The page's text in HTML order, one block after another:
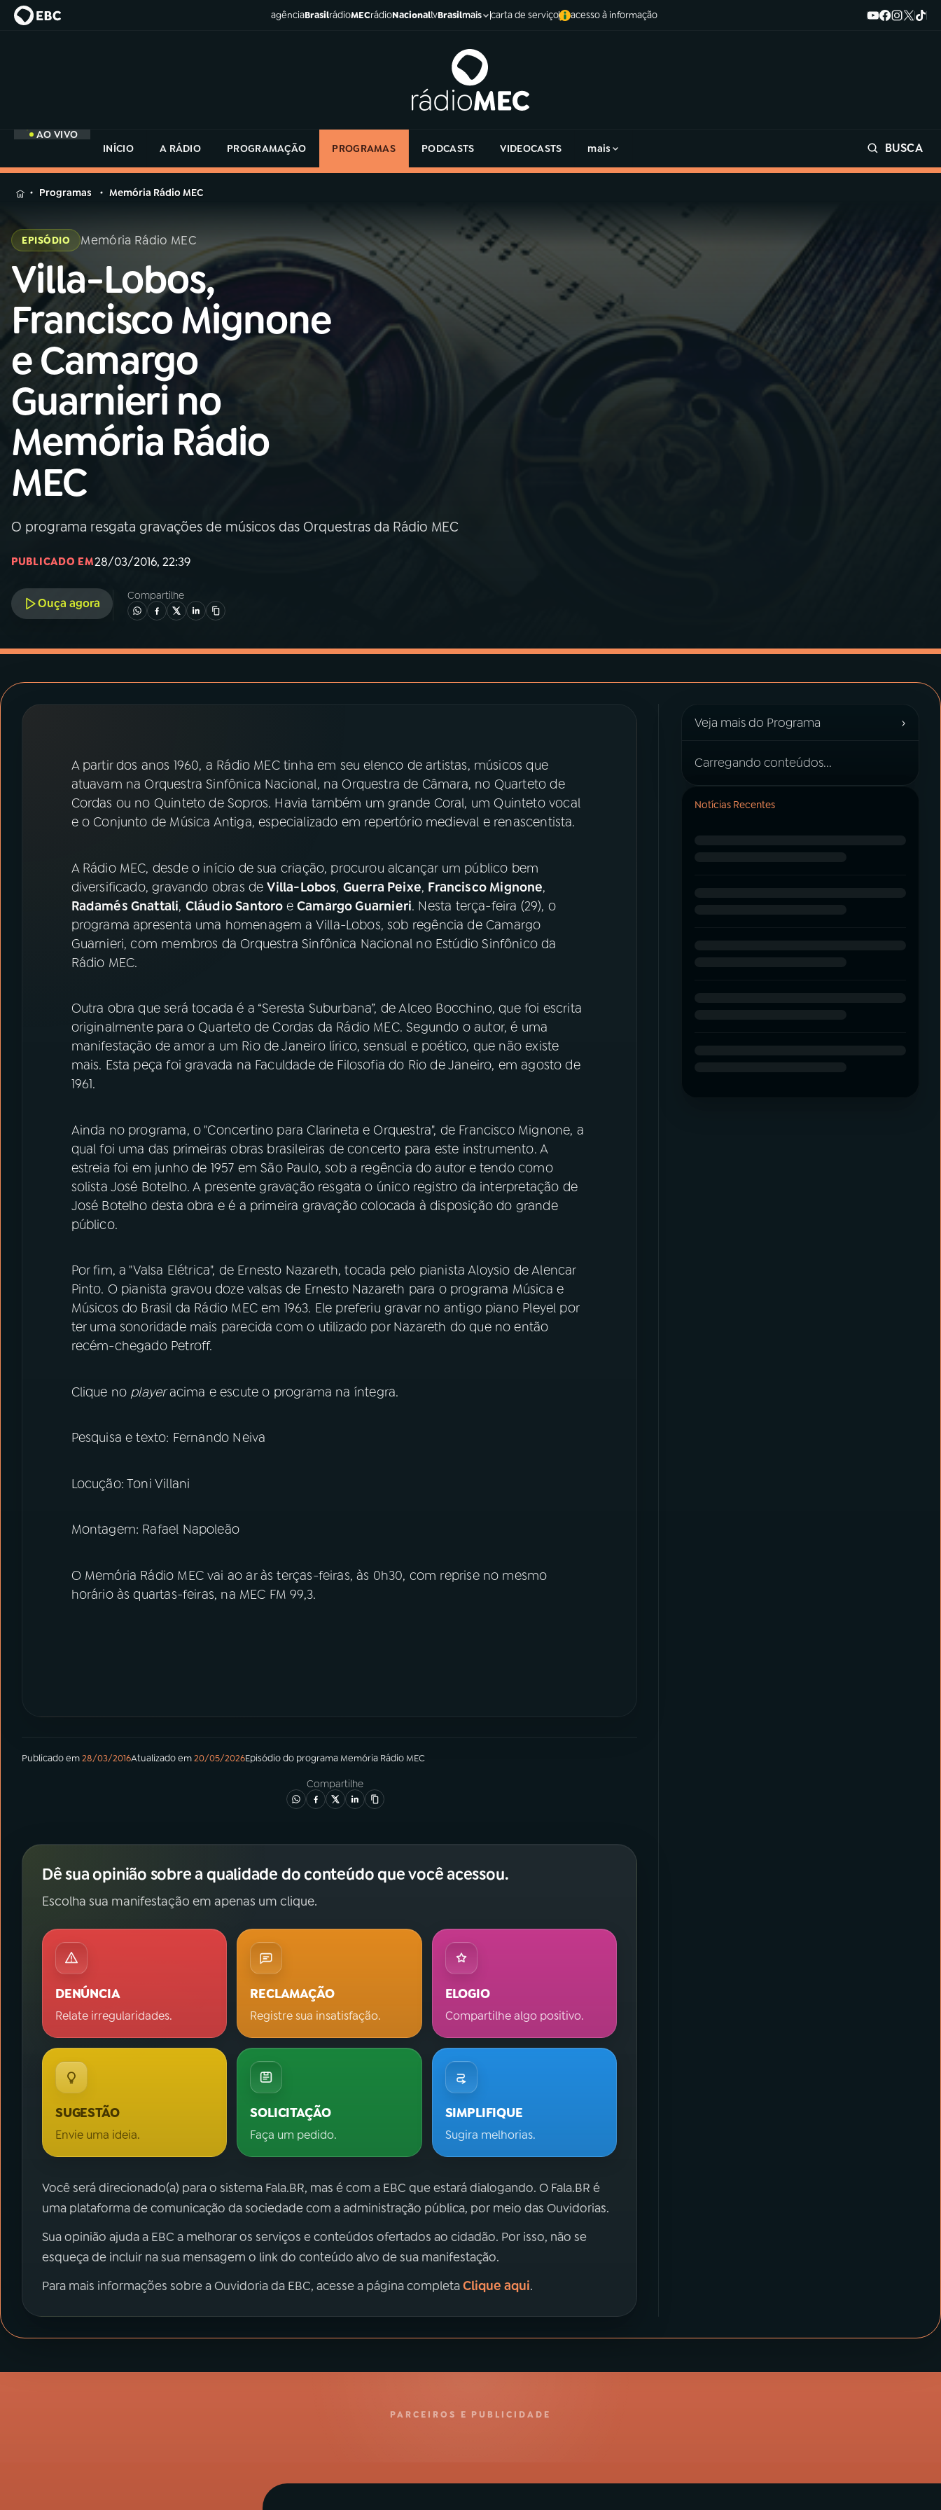
agênciaBrasilrádioMECrádioNacionaltvBrasilmais carta de serviço acesso à informação
AO VIVO
INÍCIO
A RÁDIO PROGRAMAÇÃO PROGRAMAS PODCASTS VIDEOCASTS mais BUSCA
MENU
Buscar
na
Rádio
MEC
Buscar
Início AO VIVO
01INÍCIO
02 A RÁDIO
03PROGRAMAÇÃO
04PROGRAMAS
05
Instagram X
na
Rádio
MEC
Programas Memória Rádio MEC
EPISÓDIO Memória Rádio MEC
Villa-Lobos,
Francisco Mignone
e Camargo
Guarnieri no
Memória Rádio
MEC
O programa resgata gravações de músicos das Orquestras da Rádio MEC
PUBLICADO EM28/03/2016, 22:39
Ouça agora
Compartilhe
A partir dos anos 1960, a Rádio MEC tinha em seu elenco de artistas, músicos que
atuavam na Orquestra Sinfônica Nacional, na Orquestra de Câmara, no Quarteto de
Cordas ou no Quinteto de Sopros. Havia também um grande Coral, um Quinteto vocal
e o Conjunto de Música Antiga, especializado em repertório medieval e renascentista.
A Rádio MEC, desde o início de sua criação, procurou alcançar um público bem
diversificado, gravando obras deVilla­-Lobos, Guerra­ Peixe, Francisco Mignone,
Radamés Gnattali, Cláudio Santoro eCamargo Guarnieri. Nesta terça-feira (29), o
programa apresenta uma homenagem a Villa-Lobos, sob regência de Camargo
Guarnieri, com membros da Orquestra Sinfônica Nacional no Estúdio Sinfônico da
Rádio MEC.
Outra obra que será tocada é a “Seresta Suburbana”, de Alceo Bocchino, que foi escrita
originalmente para o Quarteto de Cordas da Rádio MEC. Segundo o autor, é uma
manifestação de amor a um Rio de Janeiro lírico, sensual e poético, que não existe
mais. Esta peça foi gravada na Faculdade de Filosofia do Rio de Janeiro, em agosto de
1961.
Ainda no programa, o "Concertino para Clarineta e Orquestra", de Francisco Mignone, a
qual foi uma das primeiras obras brasileiras de concerto para este instrumento. A
estreia foi em junho de 1957 em São Paulo, sob a regência do autor e tendo como
solista José Botelho. A presente gravação resgata o único registro da interpretação de
José Botelho desta obra e é a primeira gravação colocada à disposição do grande
público.
Por fim, a "Valsa Elétrica", de Ernesto Nazareth, tocada pelo pianista Aloysio de Alencar
Pinto. O pianista gravou doze valsas de Ernesto Nazareth para o programa Música e
Músicos do Brasil da Rádio MEC em 1963. Ele preferiu gravar no antigo piano Pleyel por
ter uma sonoridade mais parecida com o utilizado por Nazareth do que no então
recém­-chegado Petroff.
Clique no playeracima e escute o programa na íntegra.
Pesquisa e texto: Fernando Neiva
Locução: Toni Villani
Montagem: Rafael Napoleão
O Memória Rádio MEC vai ao ar às terças-feiras, às 0h30, com reprise no mesmo
horário às quartas-feiras, na MEC FM 99,3.
Publicado em28/03/2016Atualizado em20/05/2026Episódiodo programa Memória Rádio MEC
Compartilhe
Dê sua opinião sobre a qualidade do conteúdo que você acessou.
Escolha sua manifestação em apenas um clique.
DENÚNCIA
Relate irregularidades.
RECLAMAÇÃO
Registre sua insatisfação.
ELOGIO
Compartilhe algo positivo.
SUGESTÃO
Envie uma ideia.
SOLICITAÇÃO
Faça um pedido.
SIMPLIFIQUE
Sugira melhorias.
Você será direcionado(a) para o sistema Fala.BR, mas é com a EBC que estará dialogando. O Fala.BR é
uma plataforma de comunicação da sociedade com a administração pública, por meio das Ouvidorias.
Sua opinião ajuda a EBC a melhorar os serviços e conteúdos ofertados ao cidadão. Por isso, não se
esqueça de incluir na sua mensagem o link do conteúdo alvo de sua manifestação.
Para mais informações sobre a Ouvidoria da EBC, acesse a página completaClique aqui.
Veja mais do Programa ›
Carregando conteúdos...
Notícias Recentes
PARCEIROS E PUBLICIDADE